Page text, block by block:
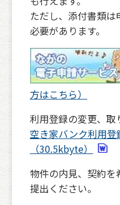
ただし、添付書類は
必要があります。
方はこちら）
利用登録の変更、取
空き家バンク利用登
（30.5kbyte）
物件の内見、契約
提出ください。